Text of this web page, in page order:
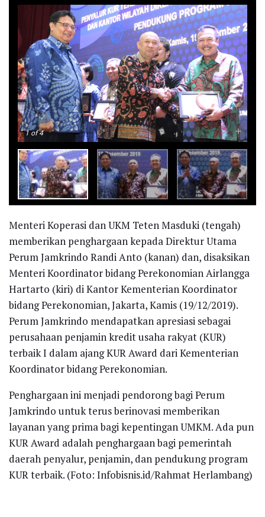
1of 4 - +
Menteri Koperasi dan UKM Teten Masduki (tengah)
memberikan penghargaan kepada Direktur Utama
Perum Jamkrindo Randi Anto (kanan) dan, disaksikan
Menteri Koordinator bidang Perekonomian Airlangga
Hartarto (kiri) di Kantor Kementerian Koordinator
bidang Perekonomian, Jakarta, Kamis (19/12/2019).
Perum Jamkrindo mendapatkan apresiasi sebagai
perusahaan penjamin kredit usaha rakyat (KUR)
terbaik I dalam ajang KUR Award dari Kementerian
Koordinator bidang Perekonomian.
Penghargaan ini menjadi pendorong bagi Perum
Jamkrindo untuk terus berinovasi memberikan
layanan yang prima bagi kepentingan UMKM. Ada pun
KUR Award adalah penghargaan bagi pemerintah
daerah penyalur, penjamin, dan pendukung program
KUR terbaik. (Foto: Infobisnis.id/Rahmat Herlambang)